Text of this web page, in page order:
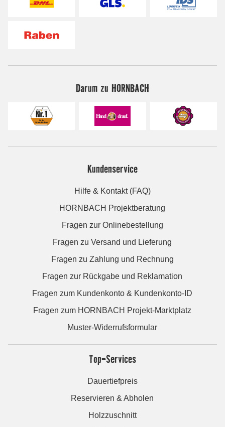
Darum zu HORNBACH
Kundenservice
Hilfe & Kontakt (FAQ)
HORNBACH Projektberatung
Fragen zur Onlinebestellung
Fragen zu Versand und Lieferung
Fragen zu Zahlung und Rechnung
Fragen zur Rückgabe und Reklamation
Fragen zum Kundenkonto & Kundenkonto-ID
Fragen zum HORNBACH Projekt-Marktplatz
Muster-Widerrufsformular
Top-Services
Dauertiefpreis
Reservieren & Abholen
Holzzuschnitt